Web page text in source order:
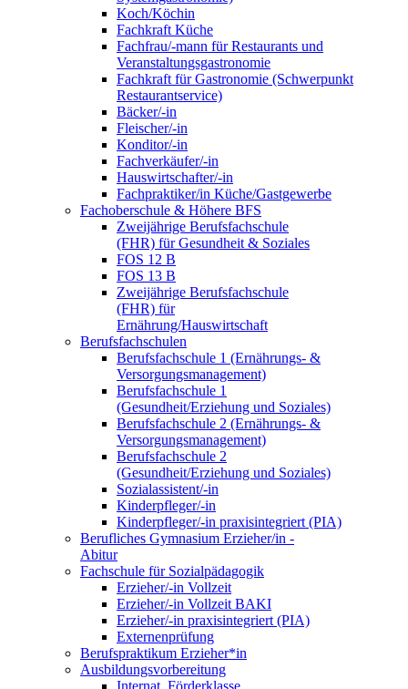
Koch/Köchin
Fachkraft Küche
Fachfrau/-mann für Restaurants und
Veranstaltungsgastronomie
Fachkraft für Gastronomie (Schwerpunkt
Restaurantservice)
Bäcker/-in
Fleischer/-in
Konditor/-in
Fachverkäufer/-in
Hauswirtschafter/-in
Fachpraktiker/in Küche/Gastgewerbe
Fachoberschule & Höhere BFS
Zweijährige Berufsfachschule
(FHR) für Gesundheit & Soziales
FOS 12 B
FOS 13 B
Zweijährige Berufsfachschule
(FHR) für
Ernährung/Hauswirtschaft
Berufsfachschulen
Berufsfachschule 1 (Ernährungs- &
Versorgungsmanagement)
Berufsfachschule 1
(Gesundheit/Erziehung und Soziales)
Berufsfachschule 2 (Ernährungs- &
Versorgungsmanagement)
Berufsfachschule 2
(Gesundheit/Erziehung und Soziales)
Sozialassistent/-in
Kinderpfleger/-in
Kinderpfleger/-in praxisintegriert (PIA)
Berufliches Gymnasium Erzieher/in -
Abitur
Fachschule für Sozialpädagogik
Erzieher/-in Vollzeit
Erzieher/-in Vollzeit BAKI
Erzieher/-in praxisintegriert (PIA)
Externenprüfung
Berufspraktikum Erzieher*in
Ausbildungsvorbereitung